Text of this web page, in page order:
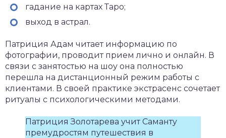
гадание на картах Таро;
выход в астрал.
Патриция Адам читает информацию по
фотографии, проводит прием лично и онлайн. В
связи с занятостью на шоу она полностью
перешла на дистанционный режим работы с
клиентами. В своей практике экстрасенс сочетает
ритуалы с психологическими методами.
Патриция Золотарева учит Саманту
премудростям путешествия в